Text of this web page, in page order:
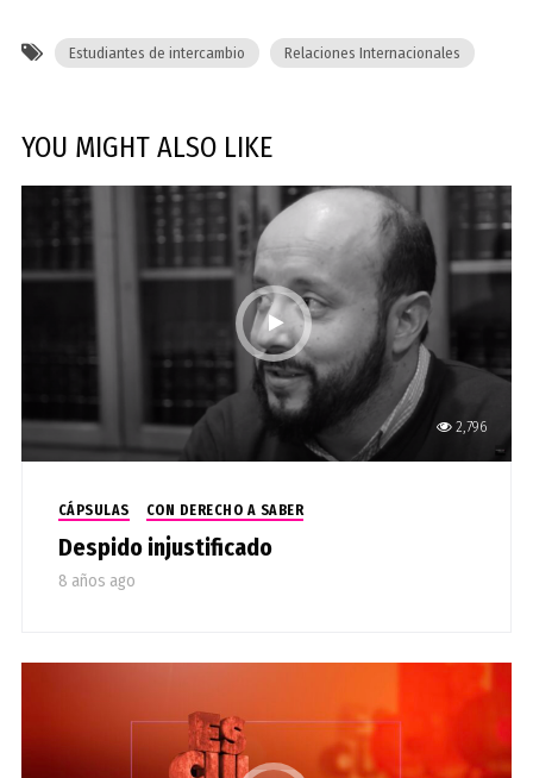
Estudiantes de intercambio Relaciones Internacionales
YOU MIGHT ALSO LIKE
2,796
CÁPSULAS CON DERECHO A SABER
Despido injustificado
8 años ago